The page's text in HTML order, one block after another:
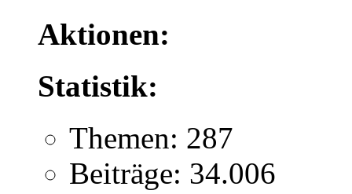
Aktionen:
Statistik:
Themen: 287
Beiträge: 34.006